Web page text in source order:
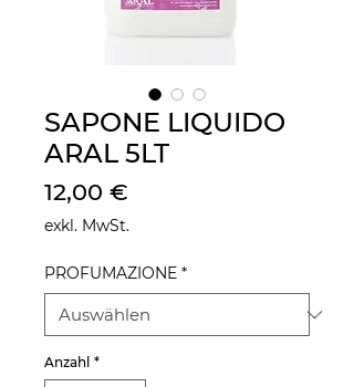
SAPONE LIQUIDO
ARAL 5LT
12,00 €
exkl. MwSt.
PROFUMAZIONE *
Anzahl *